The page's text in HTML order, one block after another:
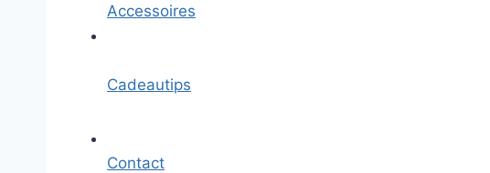
Accessoires
Cadeautips
Contact